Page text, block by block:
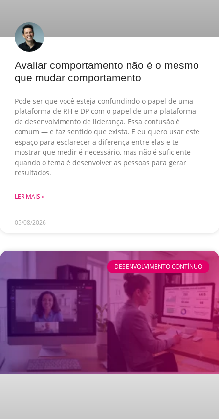
Avaliar comportamento não é o mesmo
que mudar comportamento
Pode ser que você esteja confundindo o papel de uma
plataforma de RH e DP com o papel de uma plataforma
de desenvolvimento de liderança. Essa confusão é
comum — e faz sentido que exista. E eu quero usar este
espaço para esclarecer a diferença entre elas e te
mostrar que medir é necessário, mas não é suficiente
quando o tema é desenvolver as pessoas para gerar
resultados.
LER MAIS »
05/08/2026
DESENVOLVIMENTO CONTÍNUO